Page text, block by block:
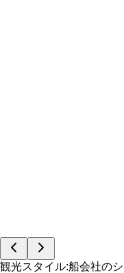
観光スタイル:船会社の